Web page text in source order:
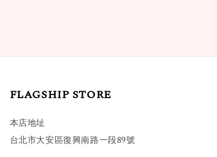
FLAGSHIP STORE
本店地址
台北市大安區復興南路一段89號